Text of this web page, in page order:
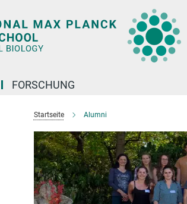
FORSCHUNG
Startseite Alumni